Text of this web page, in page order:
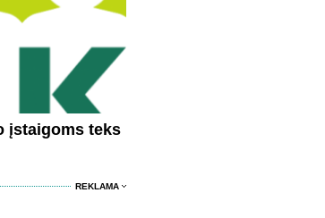
įstaigoms teks
REKLAMA